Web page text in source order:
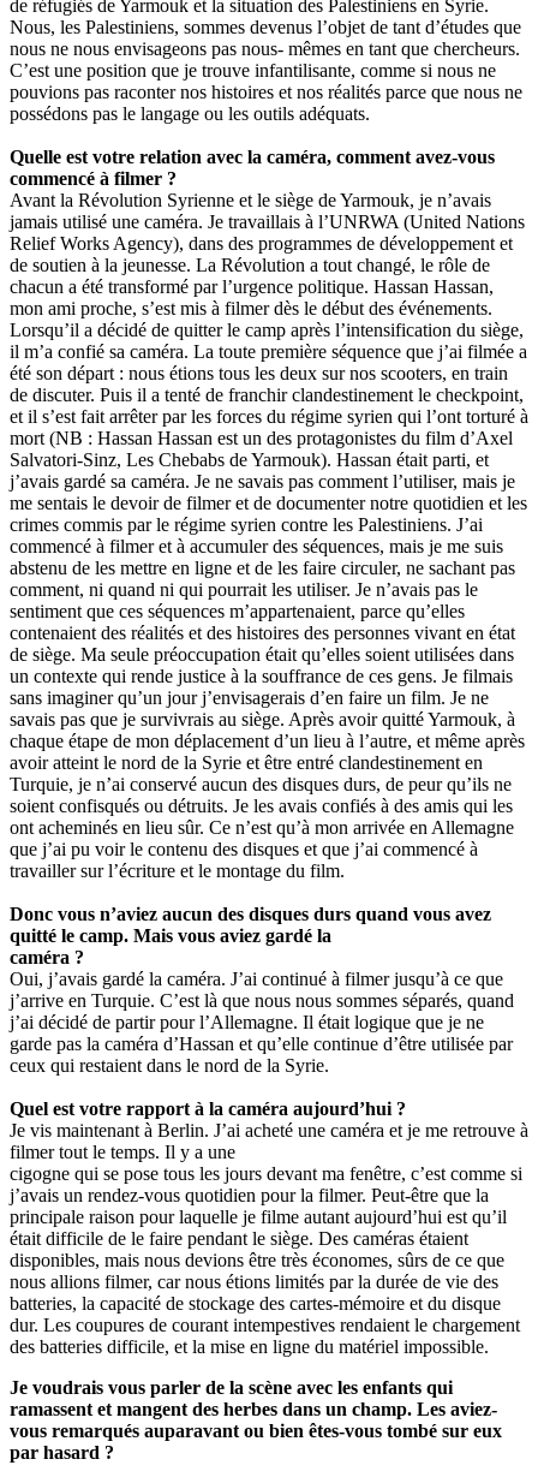
de réfugiés de Yarmouk et la situation des Palestiniens en Syrie.
Nous, les Palestiniens, sommes devenus l’objet de tant d’études que
nous ne nous envisageons pas nous- mêmes en tant que chercheurs.
C’est une position que je trouve infantilisante, comme si nous ne
pouvions pas raconter nos histoires et nos réalités parce que nous ne
possédons pas le langage ou les outils adéquats.
Quelle est votre relation avec la caméra, comment avez-vous
commencé à filmer ?
Avant la Révolution Syrienne et le siège de Yarmouk, je n’avais
jamais utilisé une caméra. Je travaillais à l’UNRWA (United Nations
Relief Works Agency), dans des programmes de développement et
de soutien à la jeunesse. La Révolution a tout changé, le rôle de
chacun a été transformé par l’urgence politique. Hassan Hassan,
mon ami proche, s’est mis à filmer dès le début des événements.
Lorsqu’il a décidé de quitter le camp après l’intensification du siège,
il m’a confié sa caméra. La toute première séquence que j’ai filmée a
été son départ : nous étions tous les deux sur nos scooters, en train
de discuter. Puis il a tenté de franchir clandestinement le checkpoint,
et il s’est fait arrêter par les forces du régime syrien qui l’ont torturé à
mort (NB : Hassan Hassan est un des protagonistes du film d’Axel
Salvatori-Sinz, Les Chebabs de Yarmouk). Hassan était parti, et
j’avais gardé sa caméra. Je ne savais pas comment l’utiliser, mais je
me sentais le devoir de filmer et de documenter notre quotidien et les
crimes commis par le régime syrien contre les Palestiniens. J’ai
commencé à filmer et à accumuler des séquences, mais je me suis
abstenu de les mettre en ligne et de les faire circuler, ne sachant pas
comment, ni quand ni qui pourrait les utiliser. Je n’avais pas le
sentiment que ces séquences m’appartenaient, parce qu’elles
contenaient des réalités et des histoires des personnes vivant en état
de siège. Ma seule préoccupation était qu’elles soient utilisées dans
un contexte qui rende justice à la souffrance de ces gens. Je filmais
sans imaginer qu’un jour j’envisagerais d’en faire un film. Je ne
savais pas que je survivrais au siège. Après avoir quitté Yarmouk, à
chaque étape de mon déplacement d’un lieu à l’autre, et même après
avoir atteint le nord de la Syrie et être entré clandestinement en
Turquie, je n’ai conservé aucun des disques durs, de peur qu’ils ne
soient confisqués ou détruits. Je les avais confiés à des amis qui les
ont acheminés en lieu sûr. Ce n’est qu’à mon arrivée en Allemagne
que j’ai pu voir le contenu des disques et que j’ai commencé à
travailler sur l’écriture et le montage du film.
Donc vous n’aviez aucun des disques durs quand vous avez
quitté le camp. Mais vous aviez gardé la
caméra ?
Oui, j’avais gardé la caméra. J’ai continué à filmer jusqu’à ce que
j’arrive en Turquie. C’est là que nous nous sommes séparés, quand
j’ai décidé de partir pour l’Allemagne. Il était logique que je ne
garde pas la caméra d’Hassan et qu’elle continue d’être utilisée par
ceux qui restaient dans le nord de la Syrie.
Quel est votre rapport à la caméra aujourd’hui ?
Je vis maintenant à Berlin. J’ai acheté une caméra et je me retrouve à
filmer tout le temps. Il y a une
cigogne qui se pose tous les jours devant ma fenêtre, c’est comme si
j’avais un rendez-vous quotidien pour la filmer. Peut-être que la
principale raison pour laquelle je filme autant aujourd’hui est qu’il
était difficile de le faire pendant le siège. Des caméras étaient
disponibles, mais nous devions être très économes, sûrs de ce que
nous allions filmer, car nous étions limités par la durée de vie des
batteries, la capacité de stockage des cartes-mémoire et du disque
dur. Les coupures de courant intempestives rendaient le chargement
des batteries difficile, et la mise en ligne du matériel impossible.
Je voudrais vous parler de la scène avec les enfants qui
ramassent et mangent des herbes dans un champ. Les aviez-
vous remarqués auparavant ou bien êtes-vous tombé sur eux
par hasard ?